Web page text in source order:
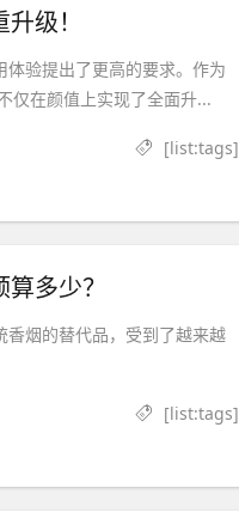
级！
验提出了更高的要求。作为
仅在颜值上实现了全面升...
[list:tags]
多少？
烟的替代品，受到了越来越
[list:tags]